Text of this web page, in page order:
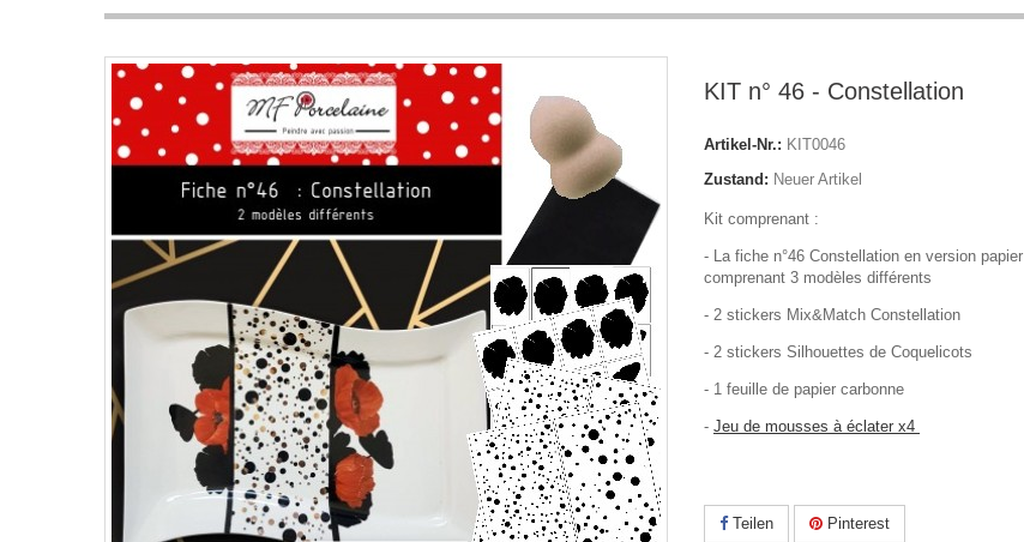
KIT n° 46 - Constellation
Artikel-Nr.: KIT0046
Zustand: Neuer Artikel
Kit comprenant :
- La fiche n°46 Constellation en version papier
comprenant 3 modèles différents
- 2 stickers Mix&Match Constellation
- 2 stickers Silhouettes de Coquelicots
- 1 feuille de papier carbonne
- Jeu de mousses à éclater x4
Teilen Pinterest